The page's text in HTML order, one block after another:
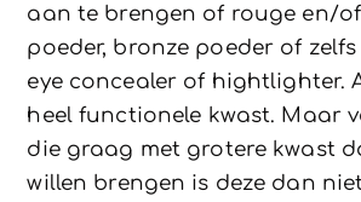
aan te brengen of rouge en/
poeder, bronze poeder of
eye concealer of hightlighter.
heel functionele kwast. Maar
die graag met grotere kwast
willen brengen is deze dan